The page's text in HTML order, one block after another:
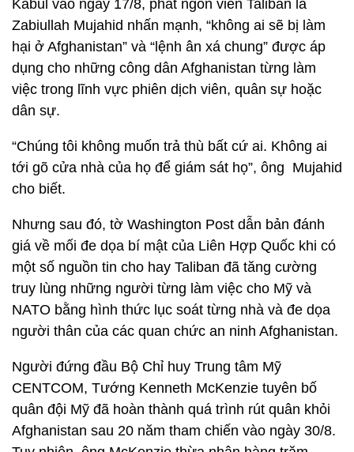
Kabul vào ngày 17/8, phát ngôn viên Taliban là
Zabiullah Mujahid nhấn mạnh, “không ai sẽ bị làm
hại ở Afghanistan” và “lệnh ân xá chung” được áp
dụng cho những công dân Afghanistan từng làm
việc trong lĩnh vực phiên dịch viên, quân sự hoặc
dân sự.
“Chúng tôi không muốn trả thù bất cứ ai. Không ai
tới gõ cửa nhà của họ để giám sát họ”, ông Mujahid
cho biết.
Nhưng sau đó, tờ Washington Post dẫn bản đánh
giá về mối đe dọa bí mật của Liên Hợp Quốc khi có
một số nguồn tin cho hay Taliban đã tăng cường
truy lùng những người từng làm việc cho Mỹ và
NATO bằng hình thức lục soát từng nhà và đe dọa
người thân của các quan chức an ninh Afghanistan.
Người đứng đầu Bộ Chỉ huy Trung tâm Mỹ
CENTCOM, Tướng Kenneth McKenzie tuyên bố
quân đội Mỹ đã hoàn thành quá trình rút quân khỏi
Afghanistan sau 20 năm tham chiến vào ngày 30/8.